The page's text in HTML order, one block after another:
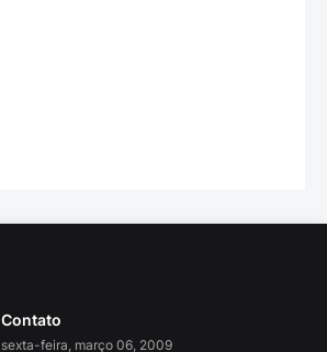
Contato
sexta-feira, março 06, 2009